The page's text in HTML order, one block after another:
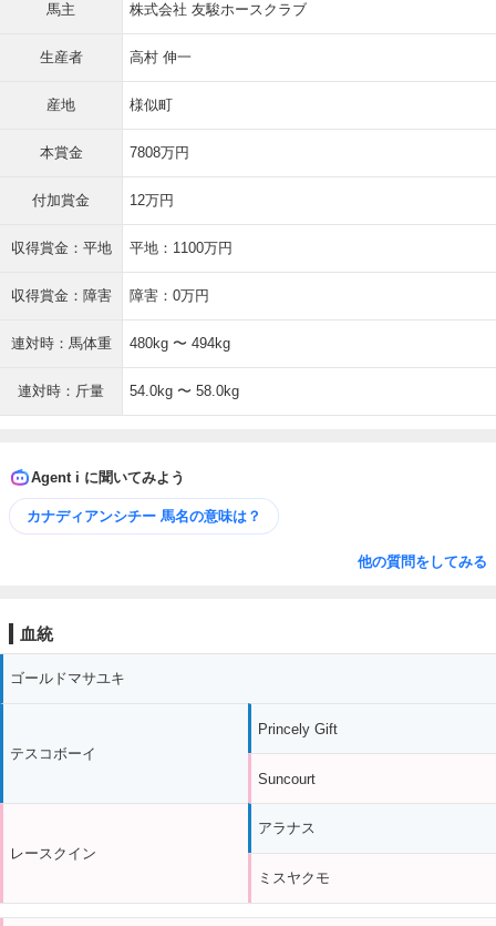
馬主 株式会社 友駿ホースクラブ
生産者 高村 伸一
産地 様似町
本賞金 7808万円
付加賞金 12万円
収得賞金：平地 平地：1100万円
収得賞金：障害 障害：0万円
連対時：馬体重 480kg 〜 494kg
連対時：斤量 54.0kg 〜 58.0kg
Agent i に聞いてみよう
カナディアンシチー 馬名の意味は？
他の質問をしてみる
血統
ゴールドマサユキ
テスコボーイ
レースクイン
Princely Gift
Suncourt
アラナス
ミスヤクモ